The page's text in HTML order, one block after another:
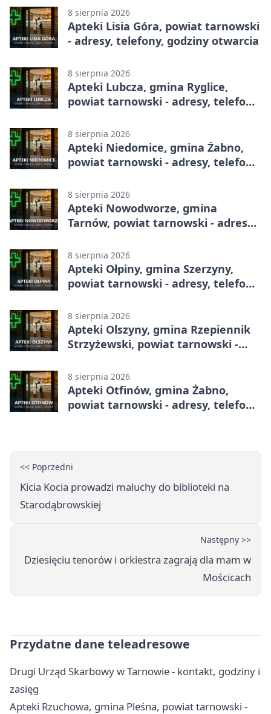
8 sierpnia 2026
Apteki Lisia Góra, powiat tarnowski
- adresy, telefony, godziny otwarcia
8 sierpnia 2026
Apteki Lubcza, gmina Ryglice,
powiat tarnowski - adresy, telefony,
8 sierpnia 2026
Apteki Niedomice, gmina Żabno,
powiat tarnowski - adresy, telefony,
8 sierpnia 2026
Apteki Nowodworze, gmina
Tarnów, powiat tarnowski - adresy,
8 sierpnia 2026
Apteki Ołpiny, gmina Szerzyny,
powiat tarnowski - adresy, telefony,
8 sierpnia 2026
Apteki Olszyny, gmina Rzepiennik
Strzyżewski, powiat tarnowski -
8 sierpnia 2026
Apteki Otfinów, gmina Żabno,
powiat tarnowski - adresy, telefony,
<< Poprzedni
Kicia Kocia prowadzi maluchy do biblioteki na
Starodąbrowskiej
Następny >>
Dziesięciu tenorów i orkiestra zagrają dla mam w
Mościcach
Przydatne dane teleadresowe
Drugi Urząd Skarbowy w Tarnowie - kontakt, godziny i
zasięg
Apteki Rzuchowa, gmina Pleśna, powiat tarnowski -